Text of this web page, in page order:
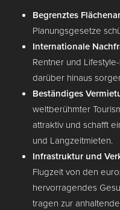
Begrenztes
Planungsgesetze
Internationale
Rentner und
darüber hinaus
Beständiges
weltberühmter
attraktiv und schafft
und Langzeitmieten.
Infrastruktur und
Flugzeit von den
hervorragendes
tragen zur